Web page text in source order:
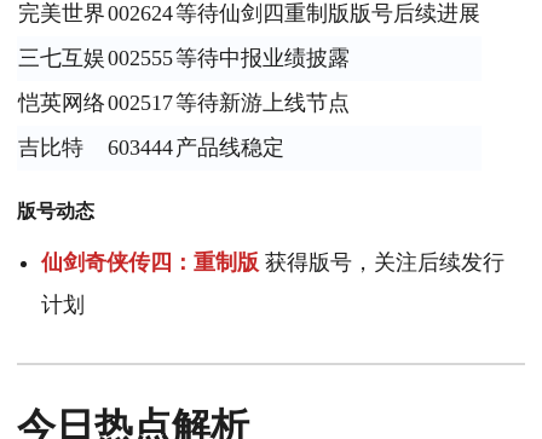
完美世界002624等待仙剑四重制版版号后续进展
三七互娱002555等待中报业绩披露
恺英网络002517等待新游上线节点
吉比特
603444产品线稳定
版号动态
仙剑奇侠传四：重制版 获得版号，关注后续发行
计划
今日热点解析